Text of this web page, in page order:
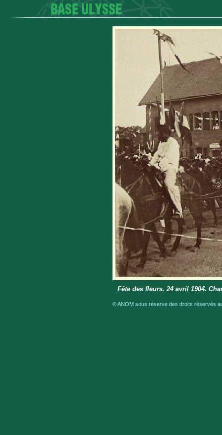
Fête des fleurs. 24 avril 1904.
© ANOM sous réserve des droits réservés